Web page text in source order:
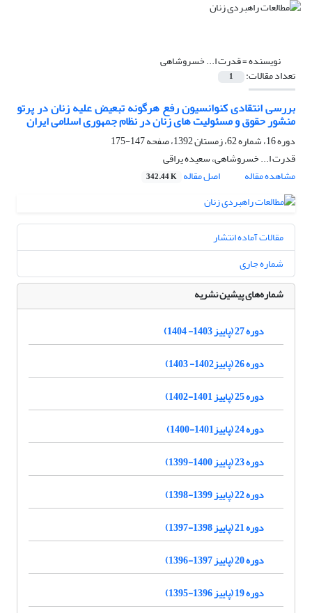
نویسنده =قدرت ا... خسروشاهی
تعداد مقالات: 1
بررسی انتقادی کنوانسیون رفع هرگونه تبعیض علیه زنان در پرتو
منشور حقوق و مسئولیت های زنان در نظام جمهوری اسلامی ایران
دوره 16، شماره 62، زمستان 1392، صفحه
147-175
قدرت ا... خسروشاهی، سعیده یراقی
مشاهده مقاله
اصل مقاله 342.44 K
مقالات آماده انتشار
شماره جاری
شماره‌های پیشین نشریه
دوره 27 (پاییز 1403- 1404)
دوره 26 (پاییز1402- 1403)
دوره 25 (پاییز 1401-1402)
دوره 24 (پاییز1401-1400)
دوره 23 (پاییز 1400-1399)
دوره 22 (پاییز 1399-1398)
دوره 21 (پاییز 1398-1397)
دوره 20 (پاییز 1397-1396)
دوره 19 (پاییز 1396-1395)